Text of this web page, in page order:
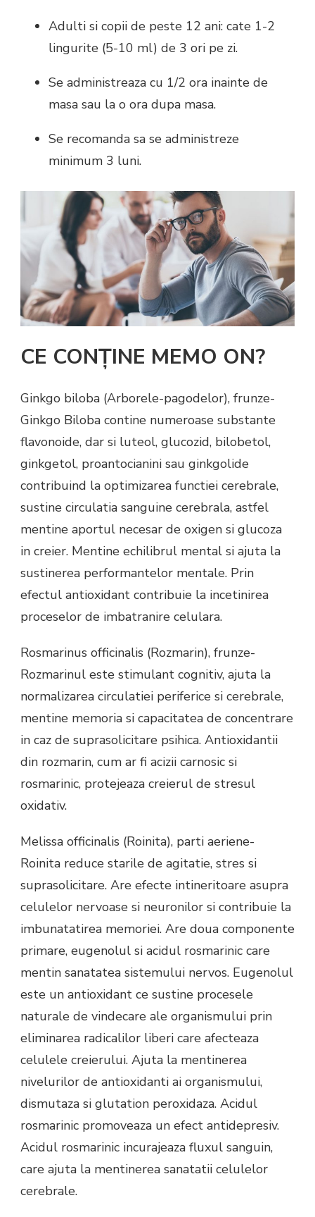
Adulti si copii de peste 12 ani: cate 1-2
lingurite (5-10 ml) de 3 ori pe zi.
Se administreaza cu 1/2 ora inainte de
masa sau la o ora dupa masa.
Se recomanda sa se administreze
minimum 3 luni.
CE CONȚINE MEMO ON?
Ginkgo biloba (Arborele-pagodelor), frunze-
Ginkgo Biloba contine numeroase substante
flavonoide, dar si luteol, glucozid, bilobetol,
ginkgetol, proantocianini sau ginkgolide
contribuind la optimizarea functiei cerebrale,
sustine circulatia sanguine cerebrala, astfel
mentine aportul necesar de oxigen si glucoza
in creier. Mentine echilibrul mental si ajuta la
sustinerea performantelor mentale. Prin
efectul antioxidant contribuie la incetinirea
proceselor de imbatranire celulara.
Rosmarinus officinalis (Rozmarin), frunze-
Rozmarinul este stimulant cognitiv, ajuta la
normalizarea circulatiei periferice si cerebrale,
mentine memoria si capacitatea de concentrare
in caz de suprasolicitare psihica. Antioxidantii
din rozmarin, cum ar fi acizii carnosic si
rosmarinic, protejeaza creierul de stresul
oxidativ.
Melissa officinalis (Roinita), parti aeriene-
Roinita reduce starile de agitatie, stres si
suprasolicitare. Are efecte intineritoare asupra
celulelor nervoase si neuronilor si contribuie la
imbunatatirea memoriei. Are doua componente
primare, eugenolul si acidul rosmarinic care
mentin sanatatea sistemului nervos. Eugenolul
este un antioxidant ce sustine procesele
naturale de vindecare ale organismului prin
eliminarea radicalilor liberi care afecteaza
celulele creierului. Ajuta la mentinerea
nivelurilor de antioxidanti ai organismului,
dismutaza si glutation peroxidaza. Acidul
rosmarinic promoveaza un efect antidepresiv.
Acidul rosmarinic incurajeaza fluxul sanguin,
care ajuta la mentinerea sanatatii celulelor
cerebrale.